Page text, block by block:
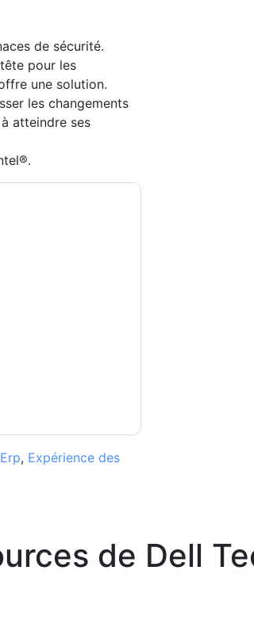
de sécurité.
pour les
une solution.
les changements
atteindre ses
Erp, Expérience des
de Dell